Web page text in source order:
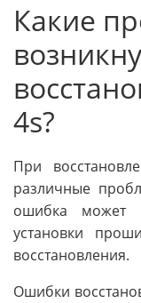
Какие
4s?
При
различные
ошибка может
установки
восстановления.
Ошибки